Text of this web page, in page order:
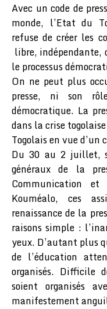
Avec un code de
monde, l’Etat du
refuse de créer les
libre, indépendante,
le processus
On ne peut plus
presse, ni son
démocratique. La
dans la crise
Togolais en vue d’un
Du 30 au 2 juillet,
généraux de la
Communication
Kouméalo, ces
renaissance de la
raisons simple :
yeux. D’autant plus
de l’éducation
organisés. Difficile
soient organisés
manifestement